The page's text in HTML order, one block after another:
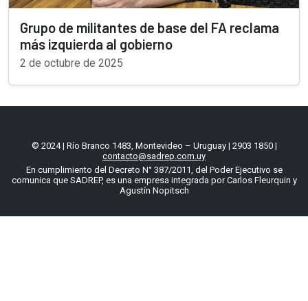
Grupo de militantes de base del FA reclama
más izquierda al gobierno
2 de octubre de 2025
© 2024 | Río Branco 1483, Montevideo – Uruguay | 2903 1850 |
contacto@sadrep.com.uy
En cumplimiento del Decreto N° 387/2011, del Poder Ejecutivo se
comunica que SADREP, es una empresa integrada por Carlos Fleurquin y
Agustín Nopitsch